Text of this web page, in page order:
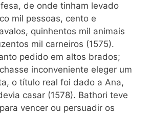
de onde tinham levado
mil pessoas, cento e
quinhentos mil animais
mil carneiros (1575).
pedido em altos brados;
inconveniente eleger um
o título real foi dado a Ana,
casar (1578). Bathori teve
vencer ou persuadir os